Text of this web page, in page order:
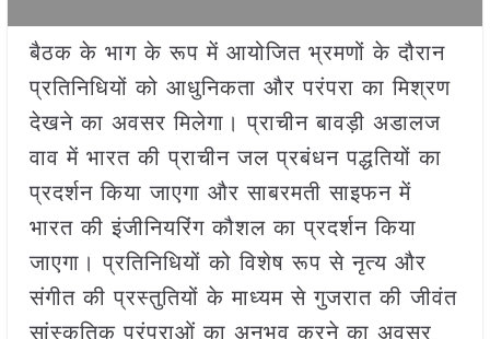
बैठक के भाग के रूप में आयोजित भ्रमणों के दौरान
प्रतिनिधियों को आधुनिकता और परंपरा का मिश्रण
देखने का अवसर मिलेगा। प्राचीन बावड़ी अडालज
वाव में भारत की प्राचीन जल प्रबंधन पद्धतियों का
प्रदर्शन किया जाएगा और साबरमती साइफन में
भारत की इंजीनियरिंग कौशल का प्रदर्शन किया
जाएगा। प्रतिनिधियों को विशेष रूप से नृत्य और
संगीत की प्रस्‍तुतियों के माध्यम से गुजरात की जीवंत
सांस्कृतिक परंपराओं का अनुभव करने का अवसर